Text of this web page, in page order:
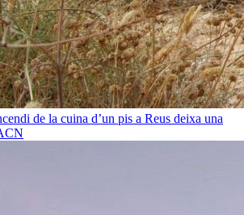
de la cuina d’un pis a Reus deixa una